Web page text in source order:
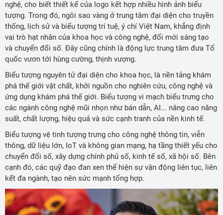
nghệ, cho biết thiết kế của logo kết hợp nhiều hình ảnh biểu
tượng. Trong đó, ngôi sao vàng ở trung tâm đại diện cho truyền
thống, lịch sử và biểu tượng trí tuệ, ý chí Việt Nam, khẳng định
vai trò hạt nhân của khoa học và công nghệ, đổi mới sáng tạo
và chuyển đổi số. Đây cũng chính là động lực trung tâm đưa Tổ
quốc vươn tới hùng cường, thịnh vượng.
Biểu tượng nguyên tử đại diện cho khoa học, là nền tảng khám
phá thế giới vật chất, khởi nguồn cho nghiên cứu, công nghệ và
ứng dụng khám phá thế giới. Biểu tượng vi mạch biểu trưng cho
các ngành công nghệ mũi nhọn như bán dẫn, AI... nâng cao năng
suất, chất lượng, hiệu quả và sức cạnh tranh của nền kinh tế.
Biểu tượng vệ tinh tượng trưng cho công nghệ thông tin, viễn
thông, dữ liệu lớn, IoT và không gian mạng, hạ tầng thiết yếu cho
chuyển đổi số, xây dựng chính phủ số, kinh tế số, xã hội số. Bên
cạnh đó, các quỹ đạo đan xen thể hiện sự vận động liên tục, liên
kết đa ngành, tạo nên sức mạnh tổng hợp.